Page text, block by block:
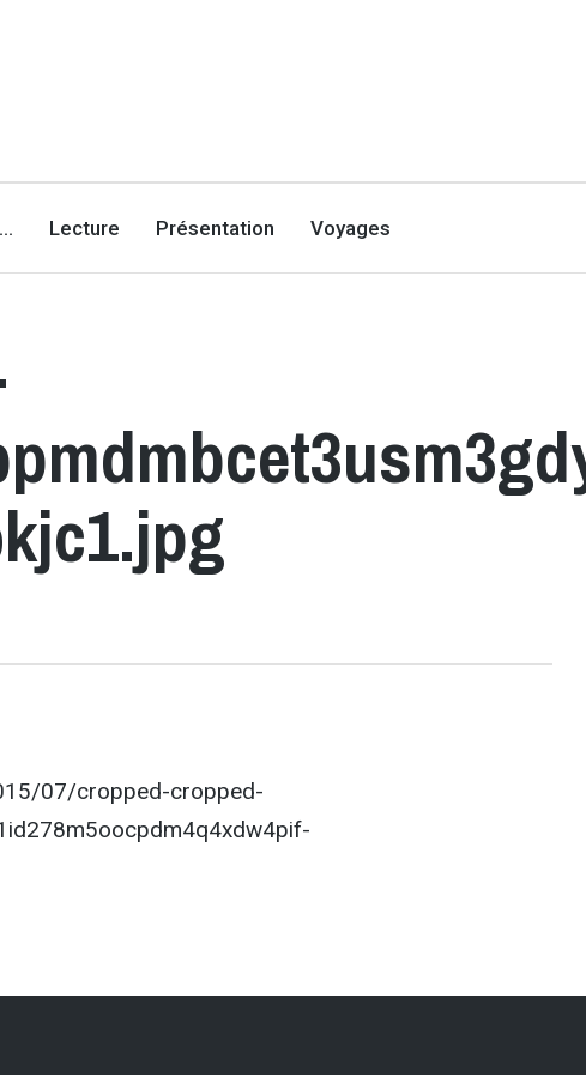
Lecture Présentation Voyages
07/cropped-cropped-